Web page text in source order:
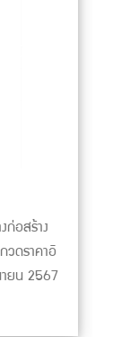
ก่อสร้าง
วดราคาอิ
ยน 2567